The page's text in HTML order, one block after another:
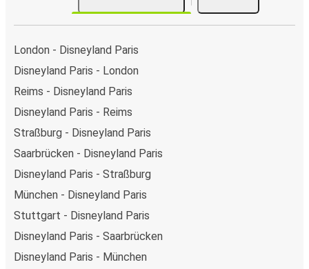
London - Disneyland Paris
Disneyland Paris - London
Reims - Disneyland Paris
Disneyland Paris - Reims
Straßburg - Disneyland Paris
Saarbrücken - Disneyland Paris
Disneyland Paris - Straßburg
München - Disneyland Paris
Stuttgart - Disneyland Paris
Disneyland Paris - Saarbrücken
Disneyland Paris - München